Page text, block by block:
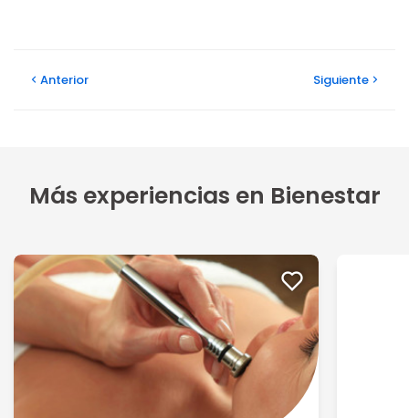
Anterior Siguiente
Más experiencias en Bienestar